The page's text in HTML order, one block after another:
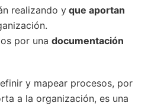
realizando y que aportan
por unadocumentación
y mapear procesos, por
a la organización, es una